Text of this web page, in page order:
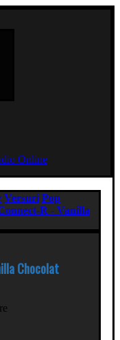
Versuri Pop
R - Vanilla
Chocolat